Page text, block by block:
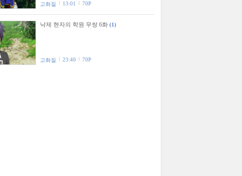
고화질 13:01 70P
낙제 현자의 학원 무쌍 6화 (1)
고화질 23:40 70P